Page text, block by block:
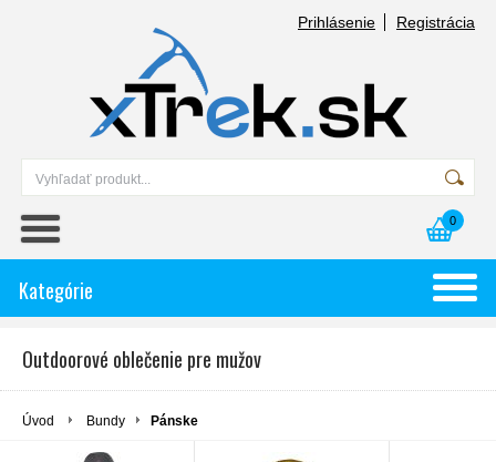
Prihlásenie Registrácia
0
Kategórie
Outdoorové oblečenie pre mužov
Úvod Bundy Pánske